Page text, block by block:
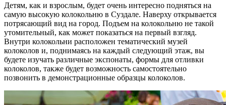
Детям, как и взрослым, будет очень интересно подняться на
самую высокую колокольню в Суздале. Наверху открывается
потрясающий вид на город. Подъем на колокольню не такой
утомительный, как может показаться на первый взгляд.
Внутри колокольни расположен тематический музей
колоколов и, поднимаясь на каждый следующий этаж, вы
будете изучать различные экспонаты, формы для отливки
колоколов, также будет возможность самостоятельно
позвонить в демонстрационные образцы колоколов.